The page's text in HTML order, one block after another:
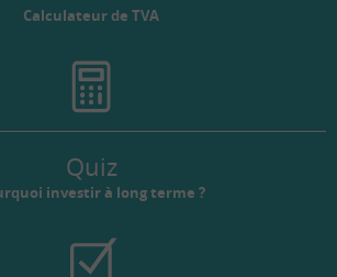
Calculateur de TVA
Quiz
investir à long terme ?